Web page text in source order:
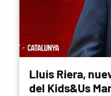
Lluís Riera,
del Kids&Us